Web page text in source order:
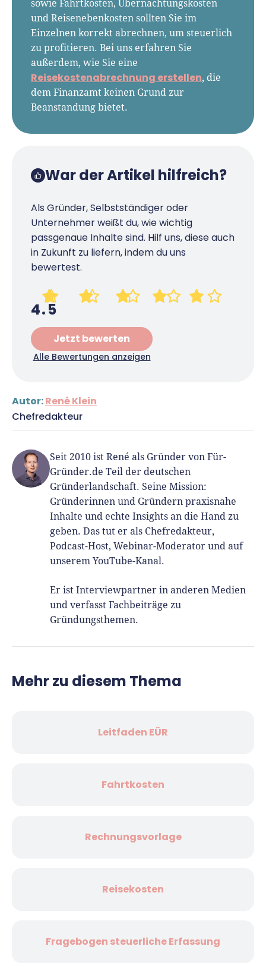
sowie Fahrtkosten, Übernachtungskosten
und Reisenebenkosten sollten Sie im
Einzelnen korrekt abrechnen, um steuerlich
zu profitieren. Bei uns erfahren Sie
außerdem, wie Sie eine
Reisekostenabrechnung erstellen, die
dem Finanzamt keinen Grund zur
Beanstandung bietet.
War der Artikel hilfreich?
Als Gründer, Selbstständiger oder
Unternehmer weißt du, wie wichtig
passgenaue Inhalte sind. Hilf uns, diese auch
in Zukunft zu liefern, indem du uns
bewertest.
4.5
Jetzt bewerten
Alle Bewertungen anzeigen
Autor:René Klein
Chefredakteur
Seit 2010 ist René als Gründer von Für-
Gründer.de Teil der deutschen
Gründerlandschaft. Seine Mission:
Gründerinnen und Gründern praxisnahe
Inhalte und echte Insights an die Hand zu
geben. Das tut er als Chefredakteur,
Podcast-Host, Webinar-Moderator und auf
unserem YouTube-Kanal.
Er ist Interviewpartner in anderen Medien
und verfasst Fachbeiträge zu
Gründungsthemen.
Mehr zu diesem Thema
Leitfaden EÜR
Fahrtkosten
Rechnungsvorlage
Reisekosten
Fragebogen steuerliche Erfassung